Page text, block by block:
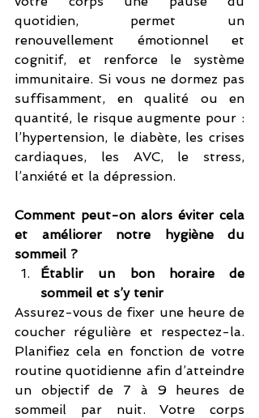
quotidien, permet un
renouvellement émotionnel et
cognitif, et renforce le système
immunitaire. Si vous ne dormez pas
suffisamment, en qualité ou en
quantité, le risque augmente pour :
l’hypertension, le diabète, les crises
cardiaques, les AVC, le stress,
l’anxiété et la dépression.
Comment peut-on alors éviter cela
et améliorer notre hygiène du
sommeil ?
Établir un bon horaire de
sommeil et s’y tenir
Assurez-vous de fixer une heure de
coucher régulière et respectez-la.
Planifiez cela en fonction de votre
routine quotidienne afin d’atteindre
un objectif de 7 à 9 heures de
sommeil par nuit. Votre corps